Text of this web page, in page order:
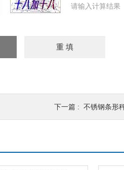
请输入计算结果
下一篇 : 不锈钢条形